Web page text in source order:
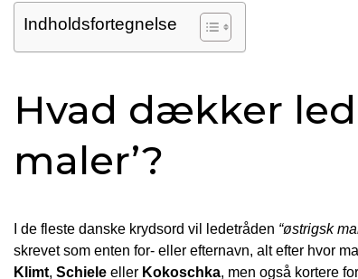
Indholdsfortegnelse
Hvad dækker
maler’?
I de fleste danske krydsord vil ledetråden “østrigsk
skrevet som enten for- eller efternavn, alt efter hvor
Klimt, Schiele eller Kokoschka, men også kortere